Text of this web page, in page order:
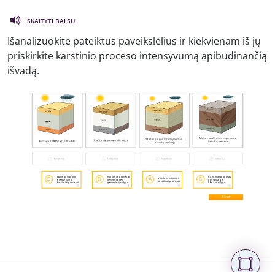
SKAITYTI BALSU
Išanalizuokite pateiktus paveikslėlius ir kiekvienam iš jų
priskirkite karstinio proceso intensyvumą apibūdinančią
išvadą.